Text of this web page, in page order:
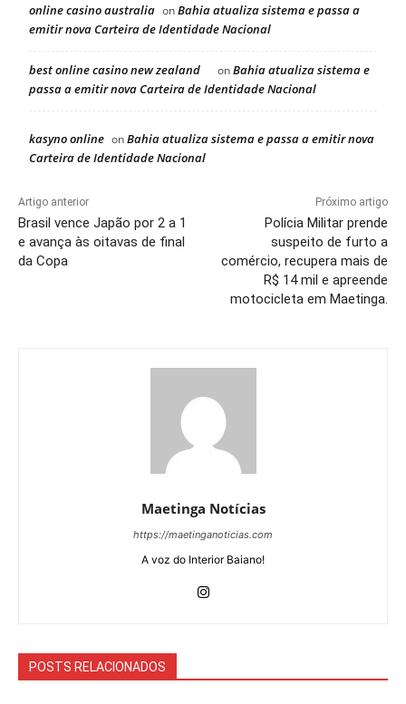
online casino australia onBahia atualiza sistema e passa a
emitir nova Carteira de Identidade Nacional
best online casino new zealand onBahia atualiza sistema e
passa a emitir nova Carteira de Identidade Nacional
kasyno online onBahia atualiza sistema e passa a emitir nova
Carteira de Identidade Nacional
Artigo anterior
Brasil vence Japão por 2 a 1
e avança às oitavas de final
da Copa
Próximo artigo
Polícia Militar prende
suspeito de furto a
comércio, recupera mais de
R$ 14 mil e apreende
motocicleta em Maetinga.
Maetinga Notícias
https://maetinganoticias.com
A voz do Interior Baiano!
POSTS RELACIONADOS